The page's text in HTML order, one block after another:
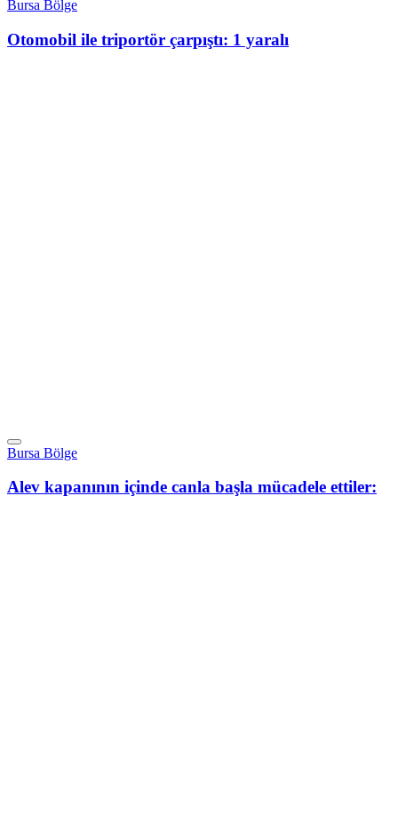
Bursa Bölge
Otomobil ile triportör çarpıştı: 1 yaralı
Bursa Bölge
Alev kapanının içinde canla başla mücadele ettiler: